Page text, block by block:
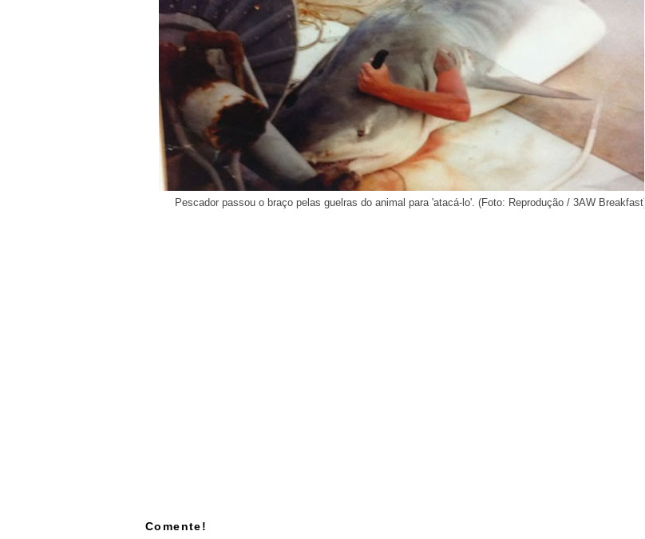
Pescador passou o braço pelas guelras do animal para 'atacá-lo'. (Foto: Reprodução / 3AW Breakfast)
Comente!